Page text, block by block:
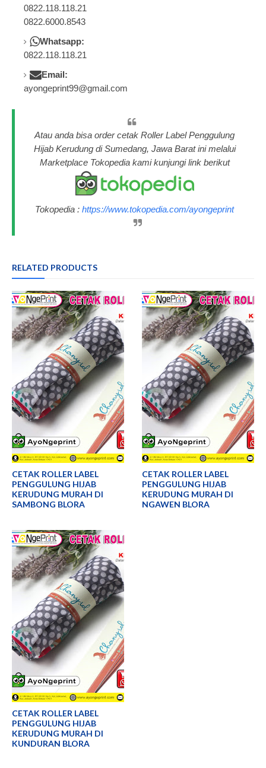
0822.118.118.21
0822.6000.8543
Whatsapp:
0822.118.118.21
Email:
ayongeprint99@gmail.com
Atau anda bisa order cetak Roller Label Penggulung
Hijab Kerudung di Sumedang, Jawa Barat ini melalui
Marketplace Tokopedia kami kunjungi link berikut
Tokopedia : https://www.tokopedia.com/ayongeprint
RELATED PRODUCTS
CETAK ROLLER LABEL
PENGGULUNG HIJAB
KERUDUNG MURAH DI
SAMBONG BLORA
CETAK ROLLER LABEL
PENGGULUNG HIJAB
KERUDUNG MURAH DI
NGAWEN BLORA
CETAK ROLLER LABEL
PENGGULUNG HIJAB
KERUDUNG MURAH DI
KUNDURAN BLORA